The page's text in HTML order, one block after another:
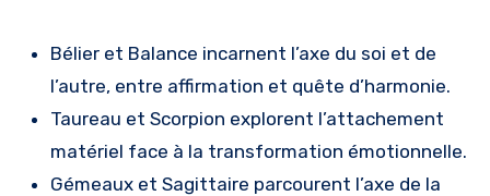
Bélier et Balance incarnent l’axe du soi et de
l’autre, entre affirmation et quête d’harmonie.
Taureau et Scorpion explorent l’attachement
matériel face à la transformation émotionnelle.
Gémeaux et Sagittaire parcourent l’axe de la